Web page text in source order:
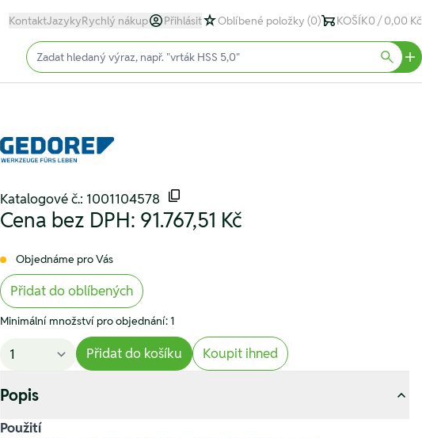
KontaktJazykyRychlý nákup Přihlásit Oblíbené položky (0) KOŠÍK0 / 0,00 Kč
Input (text)
Katalogové č.: 1001104578
Cena bez DPH: 91.767,51 Kč
Objednáme pro Vás
Přidat do oblíbených
Minimální množství pro objednání: 1
Přidat do košíku Koupit ihned
Popis
Použití